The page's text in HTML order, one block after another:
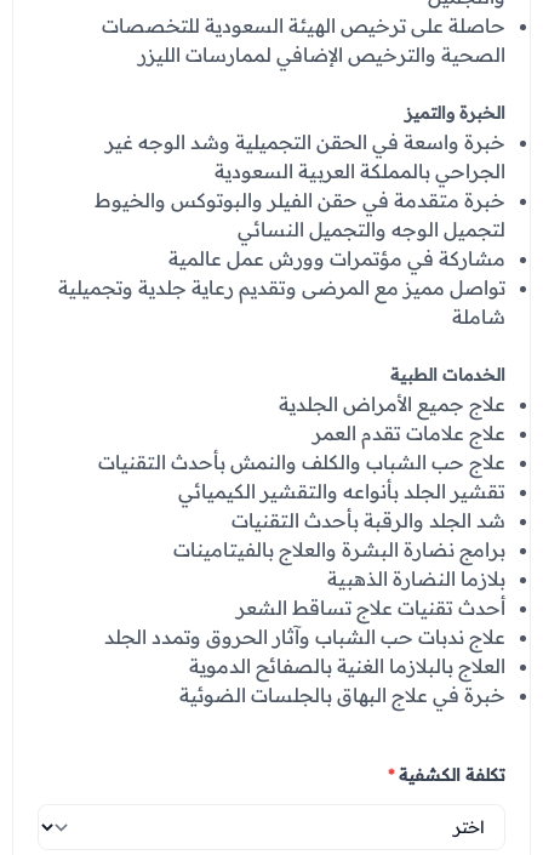
عروض العناية بالشعر
عروض الرجال
عروض جراحات التجميل
عروض قسم الطوارئ
عروض المختبر
عروض الاشعة
عروض الباطنة
عروض العظام
عروض الانف والاذن والحنجرة
عروض العلاج الطبيعي
حاصلة على ترخيص الهيئة السعودية للتخصصات
الصحية والترخيص الإضافي لممارسات الليزر
الخبرة والتميز
خبرة واسعة في الحقن التجميلية وشد الوجه غير
الجراحي بالمملكة العربية السعودية
خبرة متقدمة في حقن الفيلر والبوتوكس والخيوط
لتجميل الوجه والتجميل النسائي
مشاركة في مؤتمرات وورش عمل عالمية
تواصل مميز مع المرضى وتقديم رعاية جلدية وتجميلية
شاملة
الخدمات الطبية
علاج جميع الأمراض الجلدية
علاج علامات تقدم العمر
علاج حب الشباب والكلف والنمش بأحدث التقنيات
تقشير الجلد بأنواعه والتقشير الكيميائي
شد الجلد والرقبة بأحدث التقنيات
برامج نضارة البشرة والعلاج بالفيتامينات
بلازما النضارة الذهبية
أحدث تقنيات علاج تساقط الشعر
علاج ندبات حب الشباب وآثار الحروق وتمدد الجلد
العلاج بالبلازما الغنية بالصفائح الدموية
خبرة في علاج البهاق بالجلسات الضوئية
تكلفة الكشفية*